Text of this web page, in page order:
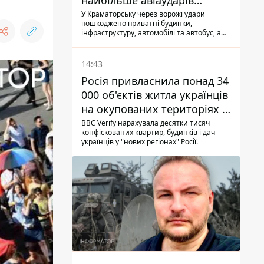
КАБ-250
У Краматорську через ворожі удари
пошкоджено приватні будинки,
інфраструктуру, автомобілі та автобус, а
14:43
Росія привласнила понад 34
000 об'єктів житла українців
на окупованих територіях -
розслідування BBC
BBC Verify нарахувала десятки тисяч
конфіскованих квартир, будинків і дач
українців у "нових регіонах" Росії.